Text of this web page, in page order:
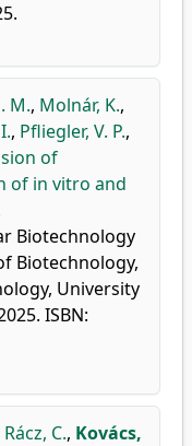
M., Molnár, K.,
, Pfliegler, V. P.,
of
of in vitro and
Biotechnology
Biotechnology,
University
ISBN:
Rácz, C., Kovács,